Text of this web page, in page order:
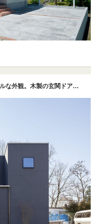
雪景色の中に凛と立つ、黒を基調としたミニマルな外観。木製の玄関ドアと赤いポストが個性を引き立てる。内部の温もりを予感させる、シンプルながら存在感のある佇まいだ。